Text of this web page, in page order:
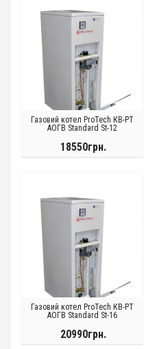
Газовий котел ProTech КВ-РТ
АОГВ Standard St-12
18550грн.
Газовий котел ProTech КВ-РТ
АОГВ Standard St-16
20990грн.